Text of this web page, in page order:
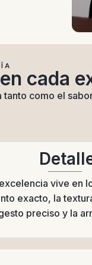
cada
como el
vive en
exacto, la
preciso y la